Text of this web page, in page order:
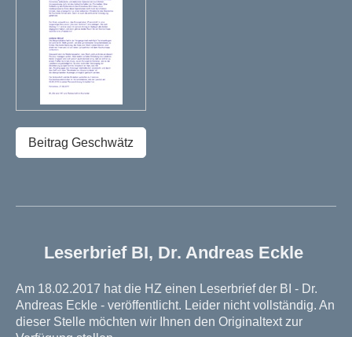
Beitrag Geschwätz
Leserbrief BI, Dr. Andreas Eckle
Am 18.02.2017 hat die HZ einen Leserbrief der BI - Dr.
Andreas Eckle - veröffentlicht. Leider nicht vollständig. An
dieser Stelle möchten wir Ihnen den Originaltext zur